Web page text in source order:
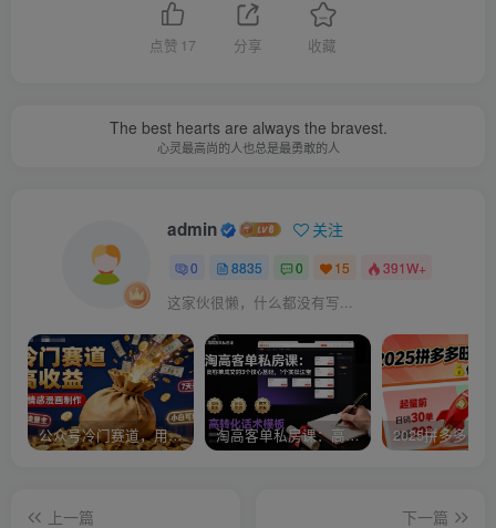
点赞 17 分享 收藏
The best hearts are always the bravest.
心灵最高尚的人也总是最勇敢的人
admin 关注
0 8835 0 15 391W+
这家伙很懒，什么都没有写...
公众号冷门赛道，用AI做情感漫画，7天开通流量主，操作简单，小白可玩 淘高客单私房课：高客单成交的3个核心基础，1个实操法宝
上一篇
下一篇